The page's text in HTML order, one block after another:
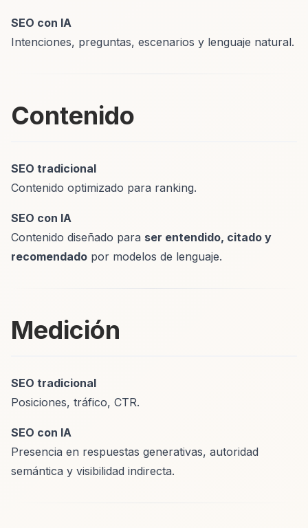
SEO con IA
Intenciones, preguntas, escenarios y lenguaje natural.
Contenido
SEO tradicional
Contenido optimizado para ranking.
SEO con IA
Contenido diseñado para ser entendido, citado y
recomendado por modelos de lenguaje.
Medición
SEO tradicional
Posiciones, tráfico, CTR.
SEO con IA
Presencia en respuestas generativas, autoridad
semántica y visibilidad indirecta.